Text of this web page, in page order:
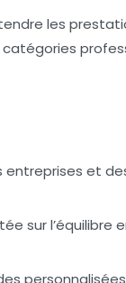
les
entreprises et
sur l’équilibre